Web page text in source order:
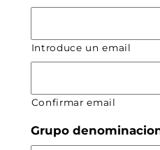
Introduce un email
Confirmar email
Grupo